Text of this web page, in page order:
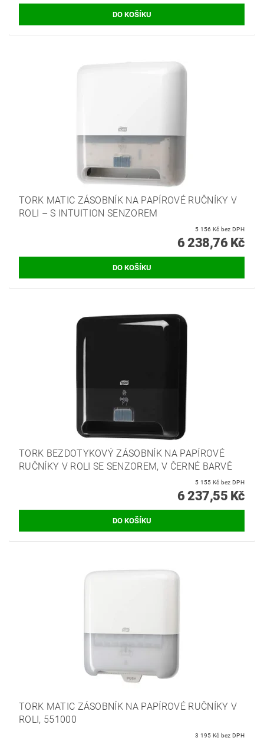
TORK MATIC ZÁSOBNÍK NA PAPÍROVÉ RUČNÍKY V
ROLI – S INTUITION SENZOREM
5 156 Kč bez DPH
6 238,76 Kč
TORK BEZDOTYKOVÝ ZÁSOBNÍK NA PAPÍROVÉ
RUČNÍKY V ROLI SE SENZOREM, V ČERNÉ BARVĚ
5 155 Kč bez DPH
6 237,55 Kč
TORK MATIC ZÁSOBNÍK NA PAPÍROVÉ RUČNÍKY V
ROLI, 551000
3 195 Kč bez DPH